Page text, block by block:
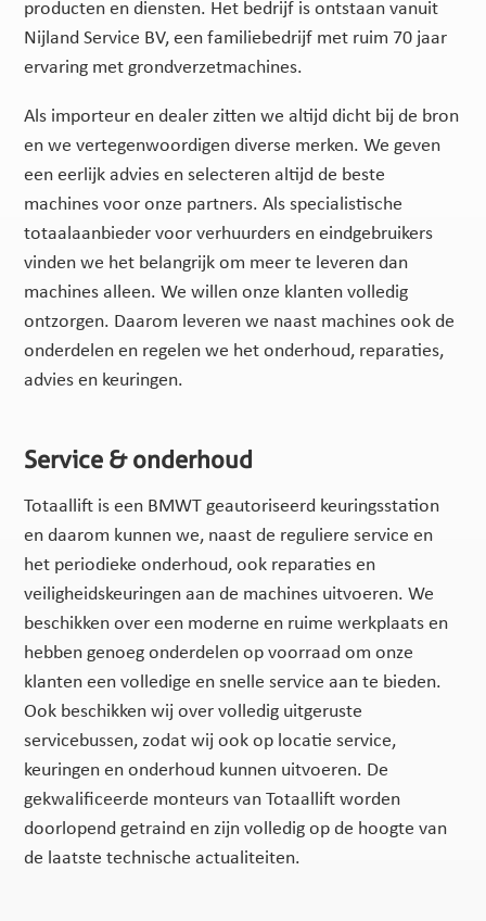
producten en diensten. Het bedrijf is ontstaan vanuit
Nijland Service BV, een familiebedrijf met ruim 70 jaar
ervaring met grondverzetmachines.
Als importeur en dealer zitten we altijd dicht bij de bron
en we vertegenwoordigen diverse merken. We geven
een eerlijk advies en selecteren altijd de beste
machines voor onze partners. Als specialistische
totaalaanbieder voor verhuurders en eindgebruikers
vinden we het belangrijk om meer te leveren dan
machines alleen. We willen onze klanten volledig
ontzorgen. Daarom leveren we naast machines ook de
onderdelen en regelen we het onderhoud, reparaties,
advies en keuringen.
Service & onderhoud
Totaallift is een BMWT geautoriseerd keuringsstation
en daarom kunnen we, naast de reguliere service en
het periodieke onderhoud, ook reparaties en
veiligheidskeuringen aan de machines uitvoeren. We
beschikken over een moderne en ruime werkplaats en
hebben genoeg onderdelen op voorraad om onze
klanten een volledige en snelle service aan te bieden.
Ook beschikken wij over volledig uitgeruste
servicebussen, zodat wij ook op locatie service,
keuringen en onderhoud kunnen uitvoeren. De
gekwalificeerde monteurs van Totaallift worden
doorlopend getraind en zijn volledig op de hoogte van
de laatste technische actualiteiten.